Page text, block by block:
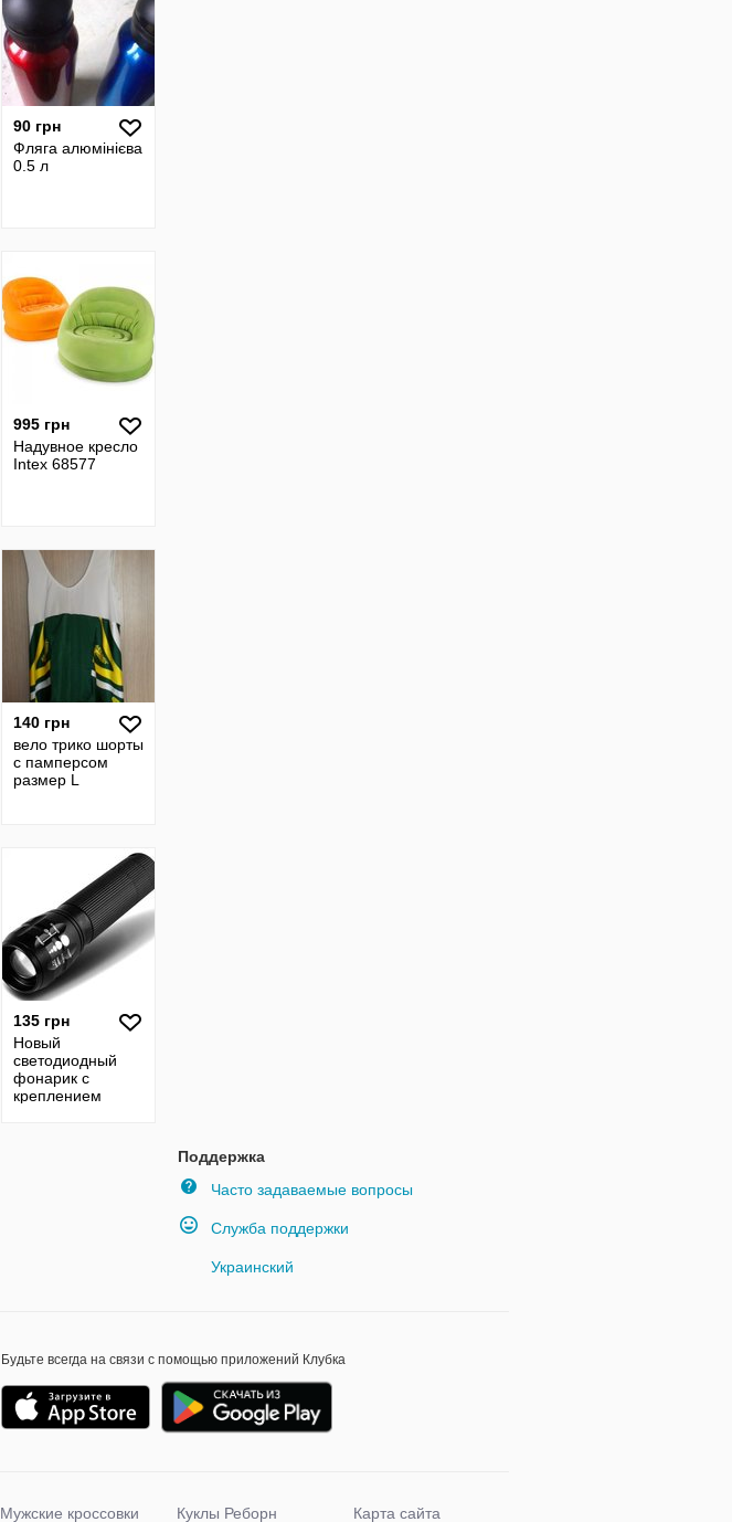
90 грн
Фляга алюмінієва
0.5 л
995 грн
Надувное кресло
Intex 68577
140 грн
вело трико шорты
c памперсом
размер L
135 грн
Новый
светодиодный
фонарик с
креплением
Поддержка
Часто задаваемые вопросы
Служба поддержки
Украинский
Будьте всегда на связи с помощью приложений Клубка
Мужские кроссовки Куклы Реборн Карта сайта